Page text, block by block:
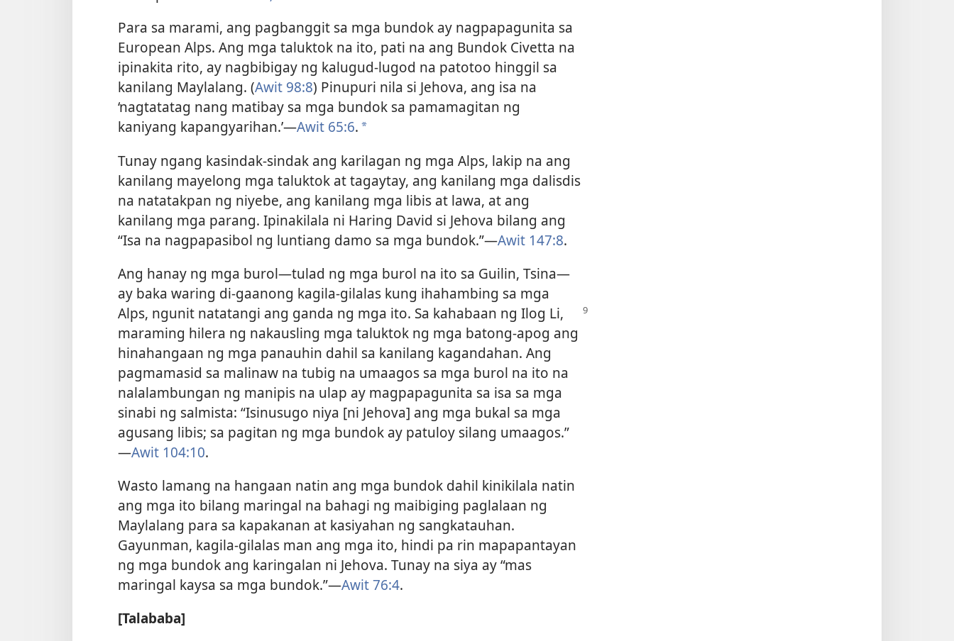
Para sa marami, ang pagbanggit sa mga bundok ay nagpapagunita sa
European Alps. Ang mga taluktok na ito, pati na ang Bundok Civetta na
ipinakita rito, ay nagbibigay ng kalugud-lugod na patotoo hinggil sa
kanilang Maylalang. (Awit 98:8) Pinupuri nila si Jehova, ang isa na
‘nagtatatag nang matibay sa mga bundok sa pamamagitan ng
kaniyang kapangyarihan.’​—Awit 65:6. *
Tunay ngang kasindak-sindak ang karilagan ng mga Alps, lakip na ang
kanilang mayelong mga taluktok at tagaytay, ang kanilang mga dalisdis
na natatakpan ng niyebe, ang kanilang mga libis at lawa, at ang
kanilang mga parang. Ipinakilala ni Haring David si Jehova bilang ang
“Isa na nagpapasibol ng luntiang damo sa mga bundok.”​—Awit 147:8.
Ang hanay ng mga burol​—tulad ng mga burol na ito sa Guilin, Tsina​—
ay baka waring di-gaanong kagila-gilalas kung ihahambing sa mga
Alps, ngunit natatangi ang ganda ng mga ito. Sa kahabaan ng Ilog Li,
maraming hilera ng nakausling mga taluktok ng mga batong-apog ang
hinahangaan ng mga panauhin dahil sa kanilang kagandahan. Ang
pagmamasid sa malinaw na tubig na umaagos sa mga burol na ito na
nalalambungan ng manipis na ulap ay magpapagunita sa isa sa mga
sinabi ng salmista: “Isinusugo niya [ni Jehova] ang mga bukal sa mga
agusang libis; sa pagitan ng mga bundok ay patuloy silang umaagos.”​
—Awit 104:10.
Wasto lamang na hangaan natin ang mga bundok dahil kinikilala natin
ang mga ito bilang maringal na bahagi ng maibiging paglalaan ng
Maylalang para sa kapakanan at kasiyahan ng sangkatauhan.
Gayunman, kagila-gilalas man ang mga ito, hindi pa rin mapapantayan
ng mga bundok ang karingalan ni Jehova. Tunay na siya ay “mas
maringal kaysa sa mga bundok.”​—Awit 76:4.
[Talababa]